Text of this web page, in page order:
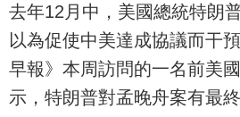
去年12月中，美國總統特朗
以為促使中美達成協議而干
早報》本周訪問的一名前美
示，特朗普對孟晚舟案有最終